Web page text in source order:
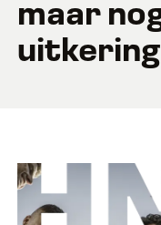
maar